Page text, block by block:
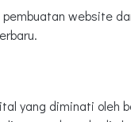
website
yang diminati oleh